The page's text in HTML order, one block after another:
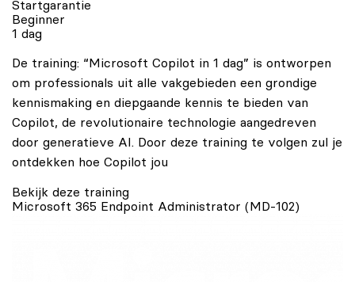
Startgarantie
Beginner
1 dag
De training: “Microsoft Copilot in 1 dag” is ontworpen
om professionals uit alle vakgebieden een grondige
kennismaking en diepgaande kennis te bieden van
Copilot, de revolutionaire technologie aangedreven
door generatieve AI. Door deze training te volgen zul je
ontdekken hoe Copilot jou
Bekijk deze training
Microsoft 365 Endpoint Administrator (MD-102)